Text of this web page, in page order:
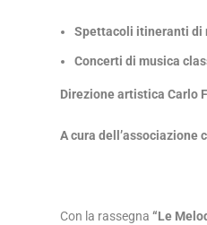
Spettacoli itineranti di
Concerti di musica
Direzione artistica Carlo
A cura dell’associazione
Con la rassegna “Le